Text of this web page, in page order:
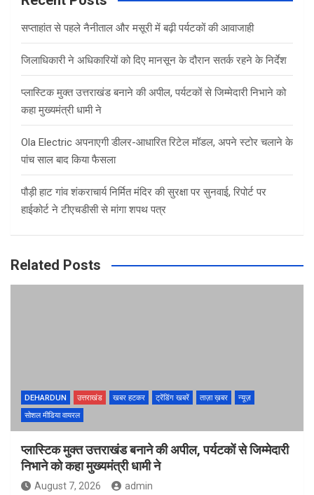
सप्ताहांत से पहले नैनीताल और मसूरी में बढ़ी पर्यटकों की आवाजाही
जिलाधिकारी ने अधिकारियों को दिए मानसून के दौरान सतर्क रहने के निर्देश
प्लास्टिक मुक्त उत्तराखंड बनाने की अपील, पर्यटकों से जिम्मेदारी निभाने को
कहा मुख्यमंत्री धामी ने
Ola Electric अपनाएगी डीलर-आधारित रिटेल मॉडल, अपने स्टोर चलाने के
पांच साल बाद किया फैसला
पौड़ी हाट गांव शंकराचार्य निर्मित मंदिर की सुरक्षा पर सुनवाई, रिपोर्ट पर
हाईकोर्ट ने टीएचडीसी से मांगा शपथ पत्र
Related Posts
DEHARDUN उत्तराखंड खबर हटकर ट्रेंडिंग खबरें ताज़ा ख़बर
न्यूज़
सोशल मीडिया वायरल
प्लास्टिक मुक्त उत्तराखंड बनाने की अपील, पर्यटकों से जिम्मेदारी
निभाने को कहा मुख्यमंत्री धामी ने
August 7, 2026 admin